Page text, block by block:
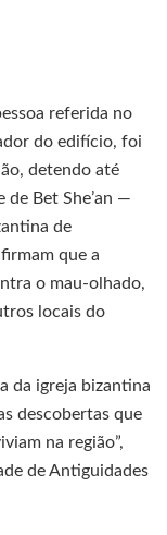
referida no
do edifício, foi
detendo até
de Bet She’an —
de
que a
o mau-olhado,
locais do
da igreja bizantina
descobertas que
na região”,
de Antiguidades